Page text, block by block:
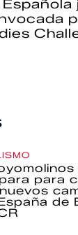
para
de